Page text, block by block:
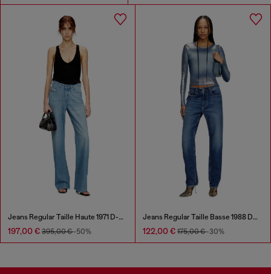
Jeans Regular Taille Haute 1971 D-Sent
197,00 € 395,00 €-50%
Jeans Regular Taille Basse 1988 D-Ark
122,00 € 175,00 €-30%